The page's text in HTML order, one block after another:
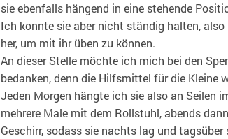
sie ebenfalls hängend in eine stehende
Ich konnte sie aber nicht ständig halten,
her, um mit ihr üben zu können.
An dieser Stelle möchte ich mich bei den
bedanken, denn die Hilfsmittel für die Kleine
Jeden Morgen hängte ich sie also an Seilen
mehrere Male mit dem Rollstuhl, abends
Geschirr, sodass sie nachts lag und tagsüber